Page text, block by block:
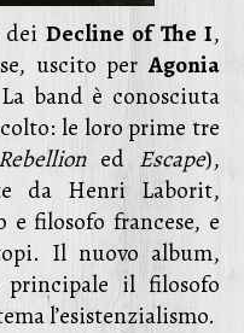
Decline of The I,
uscito perAgonia
band è conosciuta
le loro prime tre
Rebellioned Escape),
da Henri Laborit,
filosofo francese, e
Il nuovo album,
principale il filosofo
l’esistenzialismo.